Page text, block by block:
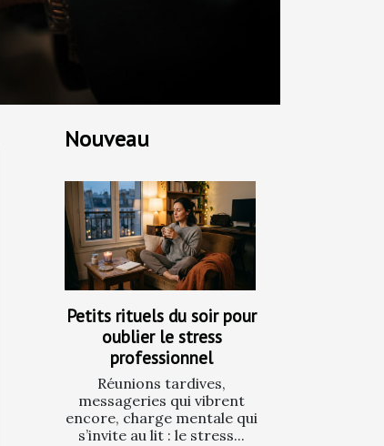
Nouveau
Petits rituels du soir pour
oublier le stress
professionnel
Réunions tardives,
messageries qui vibrent
encore, charge mentale qui
s’invite au lit : le stress...